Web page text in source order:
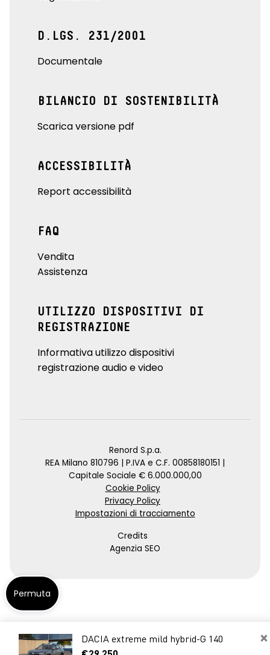
×
DACIA extreme mild hybrid-G 140
D.LGS. 231/2001
Documentale
BILANCIO DI SOSTENIBILITÀ
Scarica versione pdf
ACCESSIBILITÀ
Report accessibilità
FAQ
Vendita
Assistenza
UTILIZZO DISPOSITIVI DI
REGISTRAZIONE
Informativa utilizzo dispositivi
registrazione audio e video
Renord S.p.a.
REA Milano 810796 | P.IVA e C.F. 00858180151 |
Capitale Sociale € 6.000.000,00
Cookie Policy
Privacy Policy
Impostazioni di tracciamento
Credits
Agenzia SEO
Permuta